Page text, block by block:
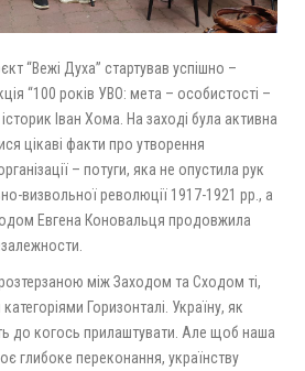
“Вежі Духа” стартував успішно –
“100 років УВО: мета – особистості –
Іван Хома. На заході була активна
цікаві факти про утворення
– потуги, яка не опустила рук
визвольної революції 1917-1921 рр., а
Евгена Коновальця продовжила
між Заходом та Сходом ті,
Горизонталі. Україну, як
до когось прилаштувати. Але щоб наша
глибоке переконання, українству